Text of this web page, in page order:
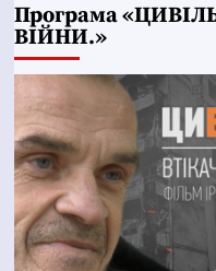
Програма
ВІЙНИ.»